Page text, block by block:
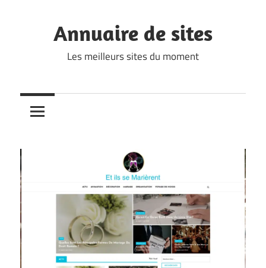
Annuaire de sites
Les meilleurs sites du moment